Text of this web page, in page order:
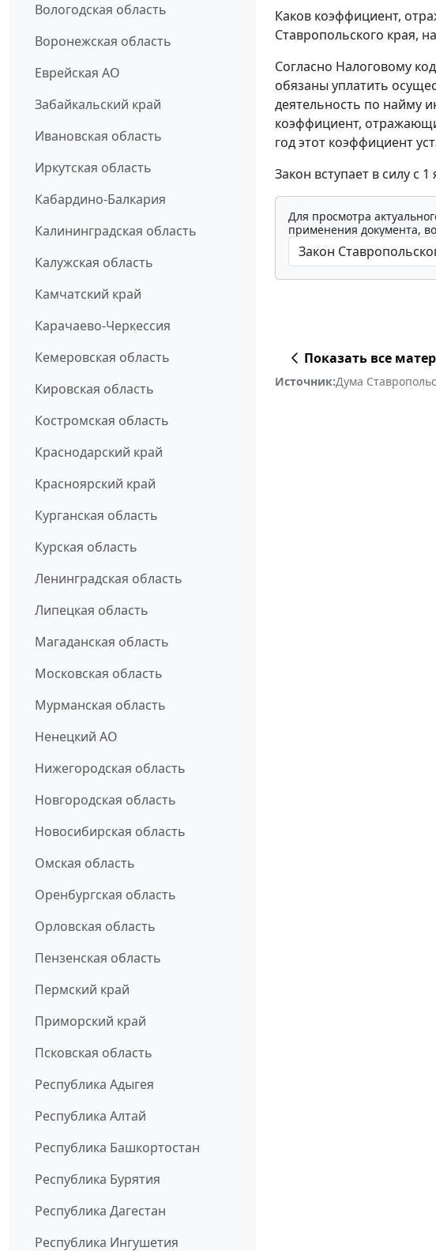
Вологодская область
Воронежская область
Еврейская АО
Забайкальский край
Ивановская область
Иркутская область
Кабардино-Балкария
Калининградская область
Калужская область
Камчатский край
Карачаево-Черкессия
Кемеровская область
Кировская область
Костромская область
Краснодарский край
Красноярский край
Курганская область
Курская область
Ленинградская область
Липецкая область
Магаданская область
Московская область
Мурманская область
Ненецкий АО
Нижегородская область
Новгородская область
Новосибирская область
Омская область
Оренбургская область
Орловская область
Пензенская область
Пермский край
Приморский край
Псковская область
Республика Адыгея
Республика Алтай
Республика Башкортостан
Республика Бурятия
Республика Дагестан
Республика Ингушетия
Каков коэффициент,
Ставропольского края,
Согласно Налоговому
обязаны уплатить
деятельность по найму
коэффициент,
год этот коэффициент
Закон вступает в силу с 1
Для просмотра
применения документа,
Показать все
Источник:Дума